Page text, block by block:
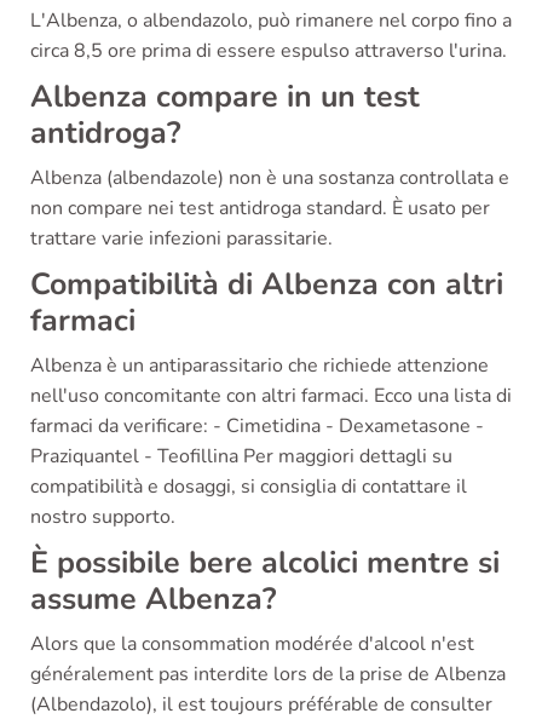
L'Albenza, o albendazolo, può rimanere nel corpo fino a
circa 8,5 ore prima di essere espulso attraverso l'urina.
Albenza compare in un test
antidroga?
Albenza (albendazole) non è una sostanza controllata e
non compare nei test antidroga standard. È usato per
trattare varie infezioni parassitarie.
Compatibilità di Albenza con altri
farmaci
Albenza è un antiparassitario che richiede attenzione
nell'uso concomitante con altri farmaci. Ecco una lista di
farmaci da verificare: - Cimetidina - Dexametasone -
Praziquantel - Teofillina Per maggiori dettagli su
compatibilità e dosaggi, si consiglia di contattare il
nostro supporto.
È possibile bere alcolici mentre si
assume Albenza?
Alors que la consommation modérée d'alcool n'est
généralement pas interdite lors de la prise de Albenza
(Albendazolo), il est toujours préférable de consulter